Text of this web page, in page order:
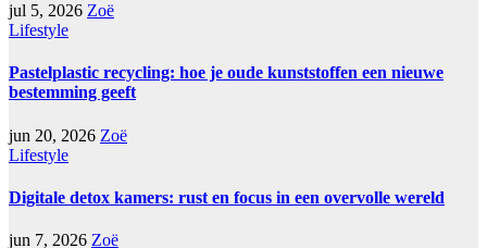
jul 5, 2026 Zoë
Lifestyle
Pastelplastic recycling: hoe je oude kunststoffen een nieuwe
bestemming geeft
jun 20, 2026 Zoë
Lifestyle
Digitale detox kamers: rust en focus in een overvolle wereld
jun 7, 2026 Zoë